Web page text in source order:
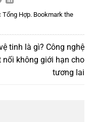
Tổng Hợp. Bookmark the
tinh là gì? Công nghệ
nối không giới hạn cho
tương lai